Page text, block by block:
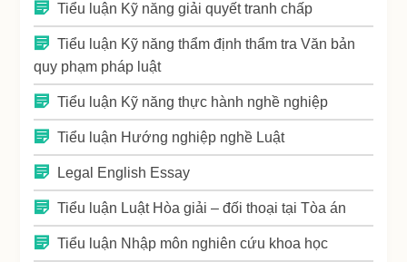
Tiểu luận Kỹ năng giải quyết tranh chấp
Tiểu luận Kỹ năng thẩm định thẩm tra Văn bản
quy phạm pháp luật
Tiểu luận Kỹ năng thực hành nghề nghiệp
Tiểu luận Hướng nghiệp nghề Luật
Legal English Essay
Tiểu luận Luật Hòa giải – đối thoại tại Tòa án
Tiểu luận Nhập môn nghiên cứu khoa học